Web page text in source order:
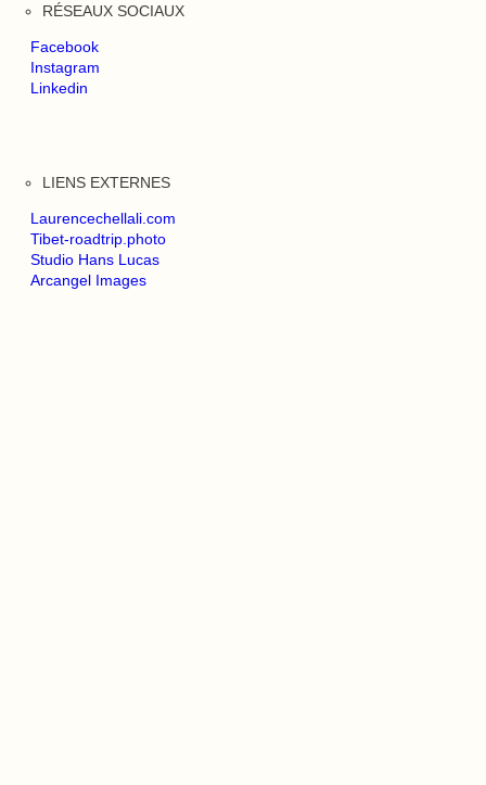
RÉSEAUX SOCIAUX
Facebook
Instagram
Linkedin
LIENS EXTERNES
Laurencechellali.com
Tibet-roadtrip.photo
Studio Hans Lucas
Arcangel Images